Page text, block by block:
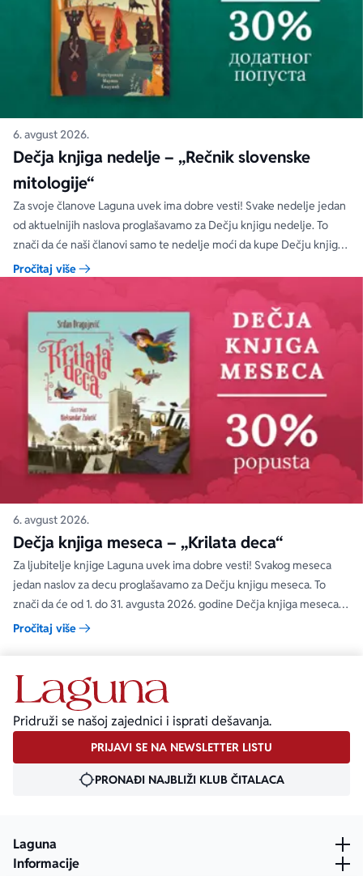
6. avgust 2026.
Dečja knjiga nedelje – „Rečnik slovenske
mitologije“
Za svoje članove Laguna uvek ima dobre vesti! Svake nedelje jedan
od aktuelnijih naslova proglašavamo za Dečju knjigu nedelje. To
znači da će naši članovi samo te nedelje moći da kupe Dečju knjigu
nedelje sa specijalnim DODATNIM popustom od 30%.
Pročitaj više
6. avgust 2026.
Dečja knjiga meseca – „Krilata deca“
Za ljubitelje knjige Laguna uvek ima dobre vesti! Svakog meseca
jedan naslov za decu proglašavamo za Dečju knjigu meseca. To
znači da će od 1. do 31. avgusta 2026. godine Dečja knjiga meseca
moći da se kupi na specijalnom popustu od 30%. Uz ovaj popust ne
Pročitaj više
Pridruži se našoj zajednici i isprati dešavanja.
PRIJAVI SE NA NEWSLETTER LISTU
PRONAĐI NAJBLIŽI KLUB ČITALACA
Laguna
Informacije